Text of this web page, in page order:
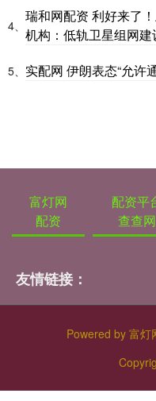
4、
瑞和网配资 利好来了
机构：低轨卫星组网建
5、 实配网 伊朗表态“允许
富灯网
配资
配资平
查查网
友情链接：
Powered by 富灯